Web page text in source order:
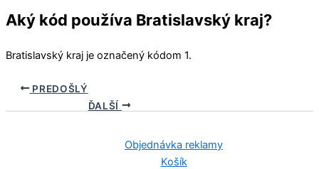
Aký kód používa Bratislavský kraj?
Bratislavský kraj je označený kódom 1.
PREDOŠLÝ
ĎALŠÍ
Objednávka reklamy
Košík